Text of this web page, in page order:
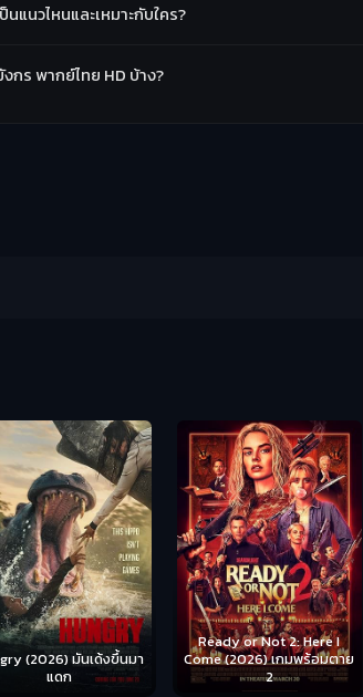
นวไหนและเหมาะกับใคร?
กร พากย์ไทย HD บ้าง?
มันเด้งขึ้นมา
Ready or Not 2: Here I
Come (2026) เกมพร้อมตาย
2